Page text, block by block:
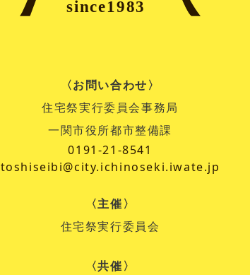
〈お問い合わせ〉
住宅祭実行委員会事務局
一関市役所都市整備課
0191-21-8541
toshiseibi@city.ichinoseki.iwate.jp
〈主催〉
住宅祭実行委員会
〈共催〉